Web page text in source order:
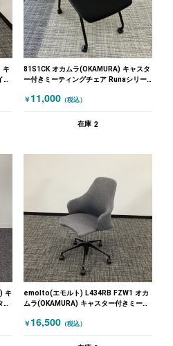
キ
81S1CK オカムラ(OKAMURA) キャスタ
ー付きミーティングチェア Runaシリー
￥ 11,000 （税込）
在庫 2
キ
emolto(エモルト) L434RB FZW1 オカ
ムラ(OKAMURA) キャスター付きミーテ
￥ 16,500 （税込）